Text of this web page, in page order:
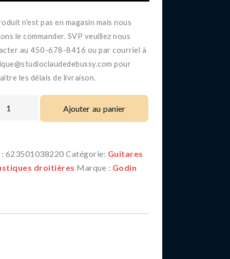
n'est pas en magasin mais nous
le commander. SVP veuillez nous
au 450-678-8416 ou par courriel à
pour
les délais de livraison.
Ajouter au panier
623501038220 Catégorie: Guitares
droitières Marque : Godin